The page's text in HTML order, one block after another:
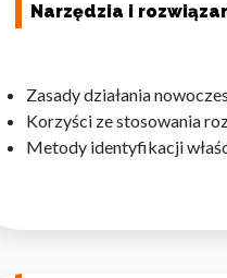
Narzędzia i
Zasady działania
Korzyści ze stosowania
Metody identyfikacji